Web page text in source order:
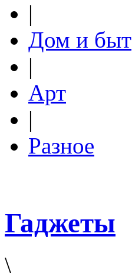
|
Дом и быт
|
Арт
|
Разное
Гаджеты
\